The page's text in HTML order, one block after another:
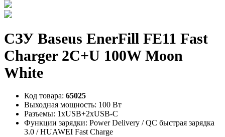
СЗУ Baseus EnerFill FE11 Fast
Charger 2C+U 100W Moon
White
Код товара: 65025
Выходная мощность: 100 Вт
Разъемы: 1xUSB+2xUSB-C
Функции зарядки: Power Delivery / QC быстрая зарядка
3.0 / HUAWEI Fast Charge